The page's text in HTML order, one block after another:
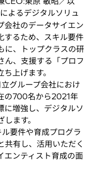
よるデジタルソリュ
会社のデータサイエン
するため、スキル要件
に、トップクラスの研
ん、支援する「プロフ
上げます。
グループ会社におけ
の700名から2021年
増強し、デジタルソ
ます。
要件や育成プログラ
共有し、活用いただく
エンティスト育成の面